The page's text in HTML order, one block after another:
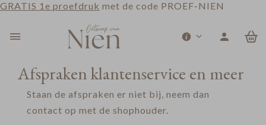
GRATIS 1e proefdruk met de code PROEF-NIEN
Afspraken klantenservice en meer
Staan de afspraken er niet bij, neem dan
contact op met de shophouder.